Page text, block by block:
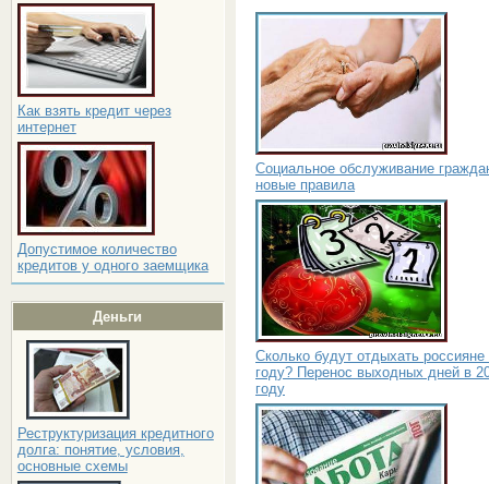
Как взять кредит через
интернет
Допустимое количество
кредитов у одного заемщика
Деньги
Реструктуризация кредитного
долга: понятие, условия,
основные схемы
Социальное обслуживание
новые правила
Сколько будут отдыхать россияне
году? Перенос выходных дней в
году